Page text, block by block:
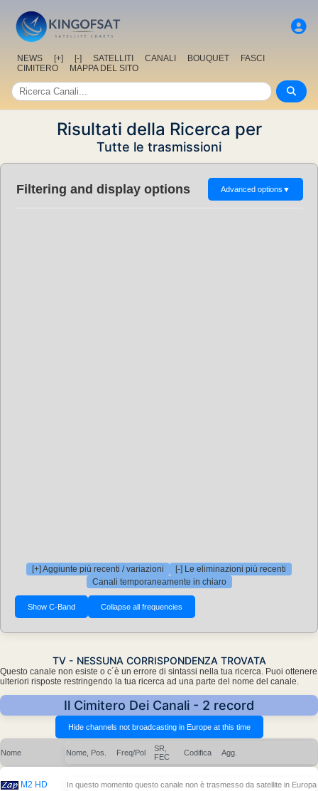
NEWS [+] [-] SATELLITI CANALI BOUQUET
FASCI
CIMITERO
MAPPA DEL SITO
Risultati della Ricerca per
Tutte le trasmissioni
Filtering and display options Advanced options ▼
[+] Aggiunte più recenti / variazioni
[-] Le eliminazioni più recenti
Canali temporaneamente in chiaro
TV - NESSUNA CORRISPONDENZA TROVATA
Questo canale non esiste o c´è un errore di sintassi nella tua ricerca. Puoi ottenere
ulteriori risposte restringendo la tua ricerca ad una parte del nome del canale.
Il Cimitero Dei Canali - 2 record
Nome Nome, Pos. Freq/Pol
SR,
FEC
Codifica Agg.
M2 HD
In questo momento questo canale non è trasmesso da satellite in Europa